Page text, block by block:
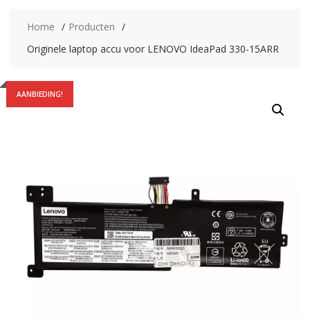
Home
Producten
Originele laptop accu voor LENOVO IdeaPad 330-15ARR
AANBIEDING!